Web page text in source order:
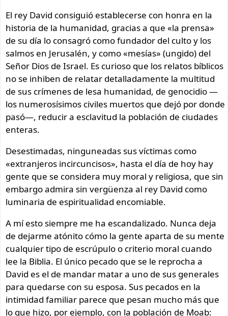
El rey David consiguió establecerse con honra en la
historia de la humanidad, gracias a que «la prensa»
de su día lo consagró como fundador del culto y los
salmos en Jerusalén, y como «mesías» (ungido) del
Señor Dios de Israel. Es curioso que los relatos bíblicos
no se inhiben de relatar detalladamente la multitud
de sus crímenes de lesa humanidad, de genocidio —
los numerosísimos civiles muertos que dejó por donde
pasó—, reducir a esclavitud la población de ciudades
enteras.
Desestimadas, ninguneadas sus víctimas como
«extranjeros incircuncisos», hasta el día de hoy hay
gente que se considera muy moral y religiosa, que sin
embargo admira sin vergüenza al rey David como
luminaria de espiritualidad encomiable.
A mí esto siempre me ha escandalizado. Nunca deja
de dejarme atónito cómo la gente aparta de su mente
cualquier tipo de escrúpulo o criterio moral cuando
lee la Biblia. El único pecado que se le reprocha a
David es el de mandar matar a uno de sus generales
para quedarse con su esposa. Sus pecados en la
intimidad familiar parece que pesan mucho más que
lo que hizo, por ejemplo, con la población de Moab: